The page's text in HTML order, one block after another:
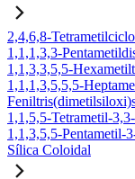
2,4,6,8-
1,1,1,3,3-
1,1,3,3,5,5-
1,1,1,3,5,5,5-
1,1,5,5-Tetrametil-
1,1,3,5,5-Pentametil-
Sílica Coloidal